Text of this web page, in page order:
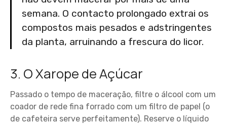
semana. O contacto prolongado extrai os
compostos mais pesados e adstringentes
da planta, arruinando a frescura do licor.
3. O Xarope de Açúcar
Passado o tempo de maceração, filtre o álcool com um
coador de rede fina forrado com um filtro de papel (o
de cafeteira serve perfeitamente). Reserve o líquido